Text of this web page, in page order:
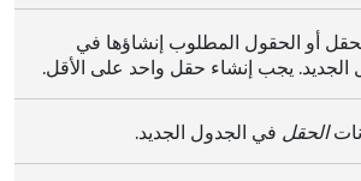
أو الحقول المطلوب إنشاؤها في
الجديد. يجب إنشاء حقل واحد على الأقل.
الحقل في الجدول الجديد.